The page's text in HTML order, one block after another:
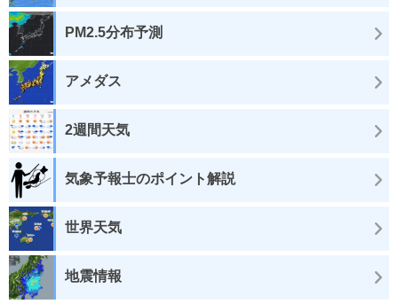
PM2.5分布予測
アメダス
2週間天気
気象予報士のポイント解説
世界天気
地震情報